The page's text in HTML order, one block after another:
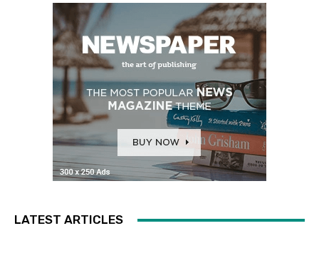
LATEST ARTICLES